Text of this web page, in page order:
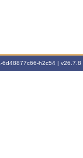
6d48877c66-h2c54 | v26.7.8